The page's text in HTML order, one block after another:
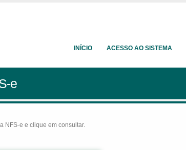
INÍCIO ACESSO AO SISTEMA
e
NFS-e e clique em consultar.